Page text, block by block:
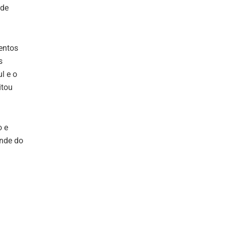
e o
e
do